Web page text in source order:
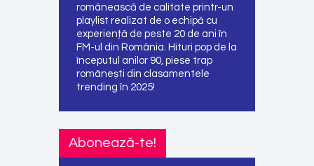
românească de calitate printr-un
playlist realizat de o echipă cu
experiență de peste 20 de ani în
FM-ul din România. Hituri pop de la
începutul anilor 90, piese trap
românești din clasamentele
trending în 2025!
Abonează-te!